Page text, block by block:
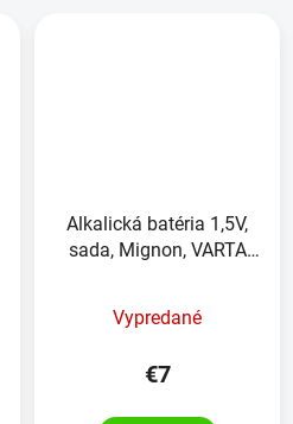
Alkalická batéria 1,5V,
sada, Mignon, VARTA
Vypredané
€7